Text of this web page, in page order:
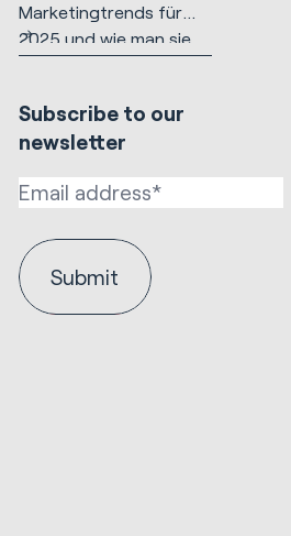
Marketingtrends für
2025 und wie man sie
Subscribe to our
newsletter